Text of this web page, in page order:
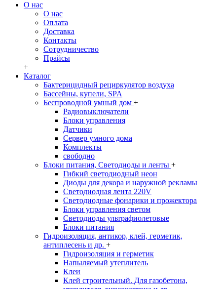
О нас
О нас
Оплата
Доставка
Контакты
Сотрудничество
Прайсы
+
Каталог
Бактерицидный рециркулятор воздуха
Бассейны, купели, SPA
Беспроводной умный дом +
Радиовыключатели
Блоки управления
Датчики
Сервер умного дома
Комплекты
свободно
Блоки питания, Светодиоды и ленты +
Гибкий светодиодный неон
Диоды для декора и наружной рекламы
Светодиодная лента 220V
Светодиодные фонарики и прожектора
Блоки управления светом
Светодиоды ультрафиолетовые
Блоки питания
Гидроизоляция, антикор, клей, герметик,
антиплесень и др. +
Гидроизоляция и герметик
Напыляемый утеплитель
Клеи
Клей строительный. Для газобетона,